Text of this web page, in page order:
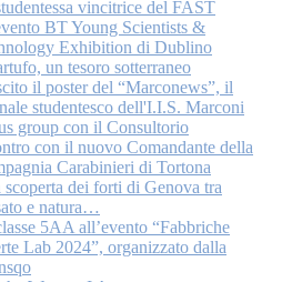
vincitrice del FAST
BT Young Scientists &
Exhibition di Dublino
un tesoro sotterraneo
il poster del “Marconews”, il
studentesco dell'I.I.S. Marconi
group con il Consultorio
con il nuovo Comandante della
Carabinieri di Tortona
dei forti di Genova tra
e natura…
5AA all’evento “Fabbriche
Lab 2024”, organizzato dalla